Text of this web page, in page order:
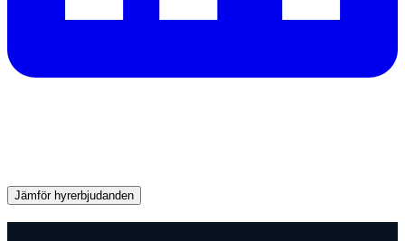
Jämför hyrerbjudanden